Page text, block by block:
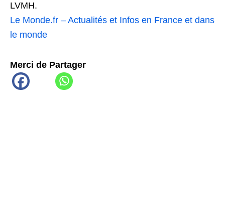
LVMH.
Le Monde.fr – Actualités et Infos en France et dans
le monde
Merci de Partager